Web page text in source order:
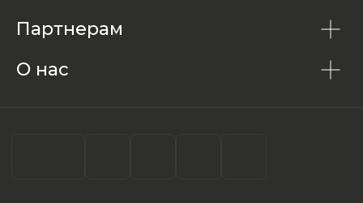
Партнерам
О нас